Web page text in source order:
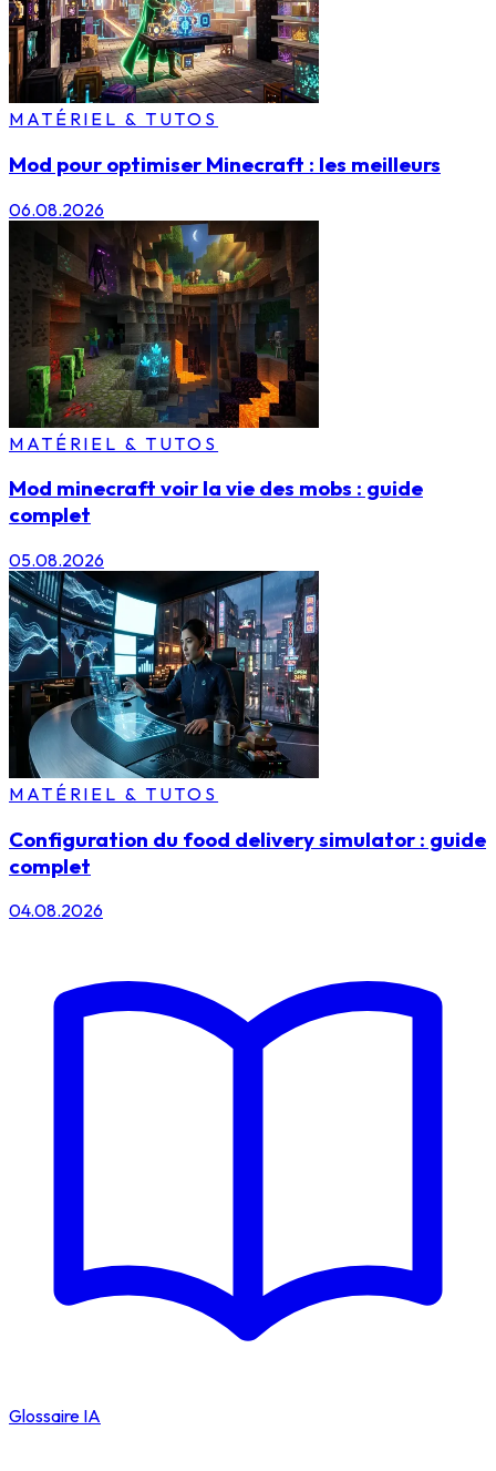
MATÉRIEL & TUTOS
Mod pour optimiser Minecraft : les meilleurs
06.08.2026
MATÉRIEL & TUTOS
Mod minecraft voir la vie des mobs : guide
complet
05.08.2026
MATÉRIEL & TUTOS
Configuration du food delivery simulator : guide
complet
04.08.2026
Glossaire IA